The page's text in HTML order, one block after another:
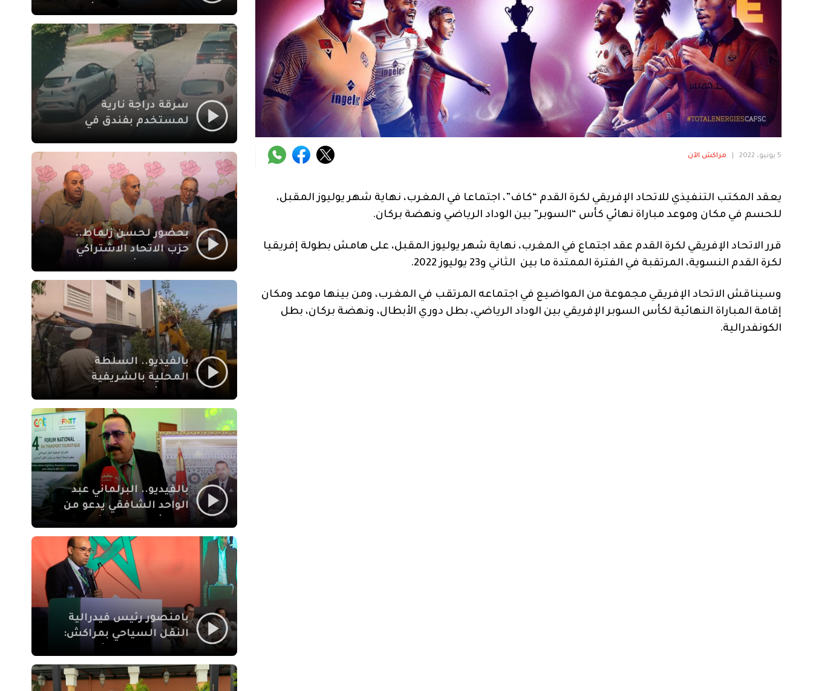
5 يونيو، 2022 مراكش الآن
يعقد المكتب التنفيذي للاتحاد الإفريقي لكرة القدم “كاف”، اجتماعا في المغرب، نهاية شهر يوليوز المقبل،
للحسم في مكان وموعد مباراة نهائي كأس “السوبر” بين الوداد الرياضي ونهضة بركان.
قرر الاتحاد الإفريقي لكرة القدم عقد اجتماع في المغرب، نهاية شهر يوليوز المقبل، على هامش بطولة إفريقيا
لكرة القدم النسوية، المرتقبة في الفترة الممتدة ما بين الثاني و23 يوليوز 2022.
وسيناقش الاتحاد الإفريقي مجموعة من المواضيع في اجتماعه المرتقب في المغرب، ومن بينها موعد ومكان
إقامة المباراة النهائية لكأس السوبر الإفريقي بين الوداد الرياضي، بطل دوري الأبطال، ونهضة بركان، بطل
الكونفدرالية.
أشغال شارع علال
الفاسي بمراكش
سرقة دراجة نارية
لمستخدم بفندق في
بمراكش
بحضور لحسن زلماط..
حزب الاتحاد الاشتراكي
مقراً بمقاطعة سيدي
يوسف بن علي مراكش
بالفيديو.. السلطة
المحلية بالشريفية
بنايات غير قانونية بإقامة
الإيمان
بالفيديو.. البرلماني عبد
الواحد الشافقي يدعو من
النقل السياحي لمواكبة
بامنصور رئيس فيدرالية
النقل السياحي بمراكش:
والاصلاح التشريعي
ركيزتان أساسيتان لكسب